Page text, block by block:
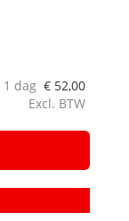
1 dag € 52,00
Excl. BTW